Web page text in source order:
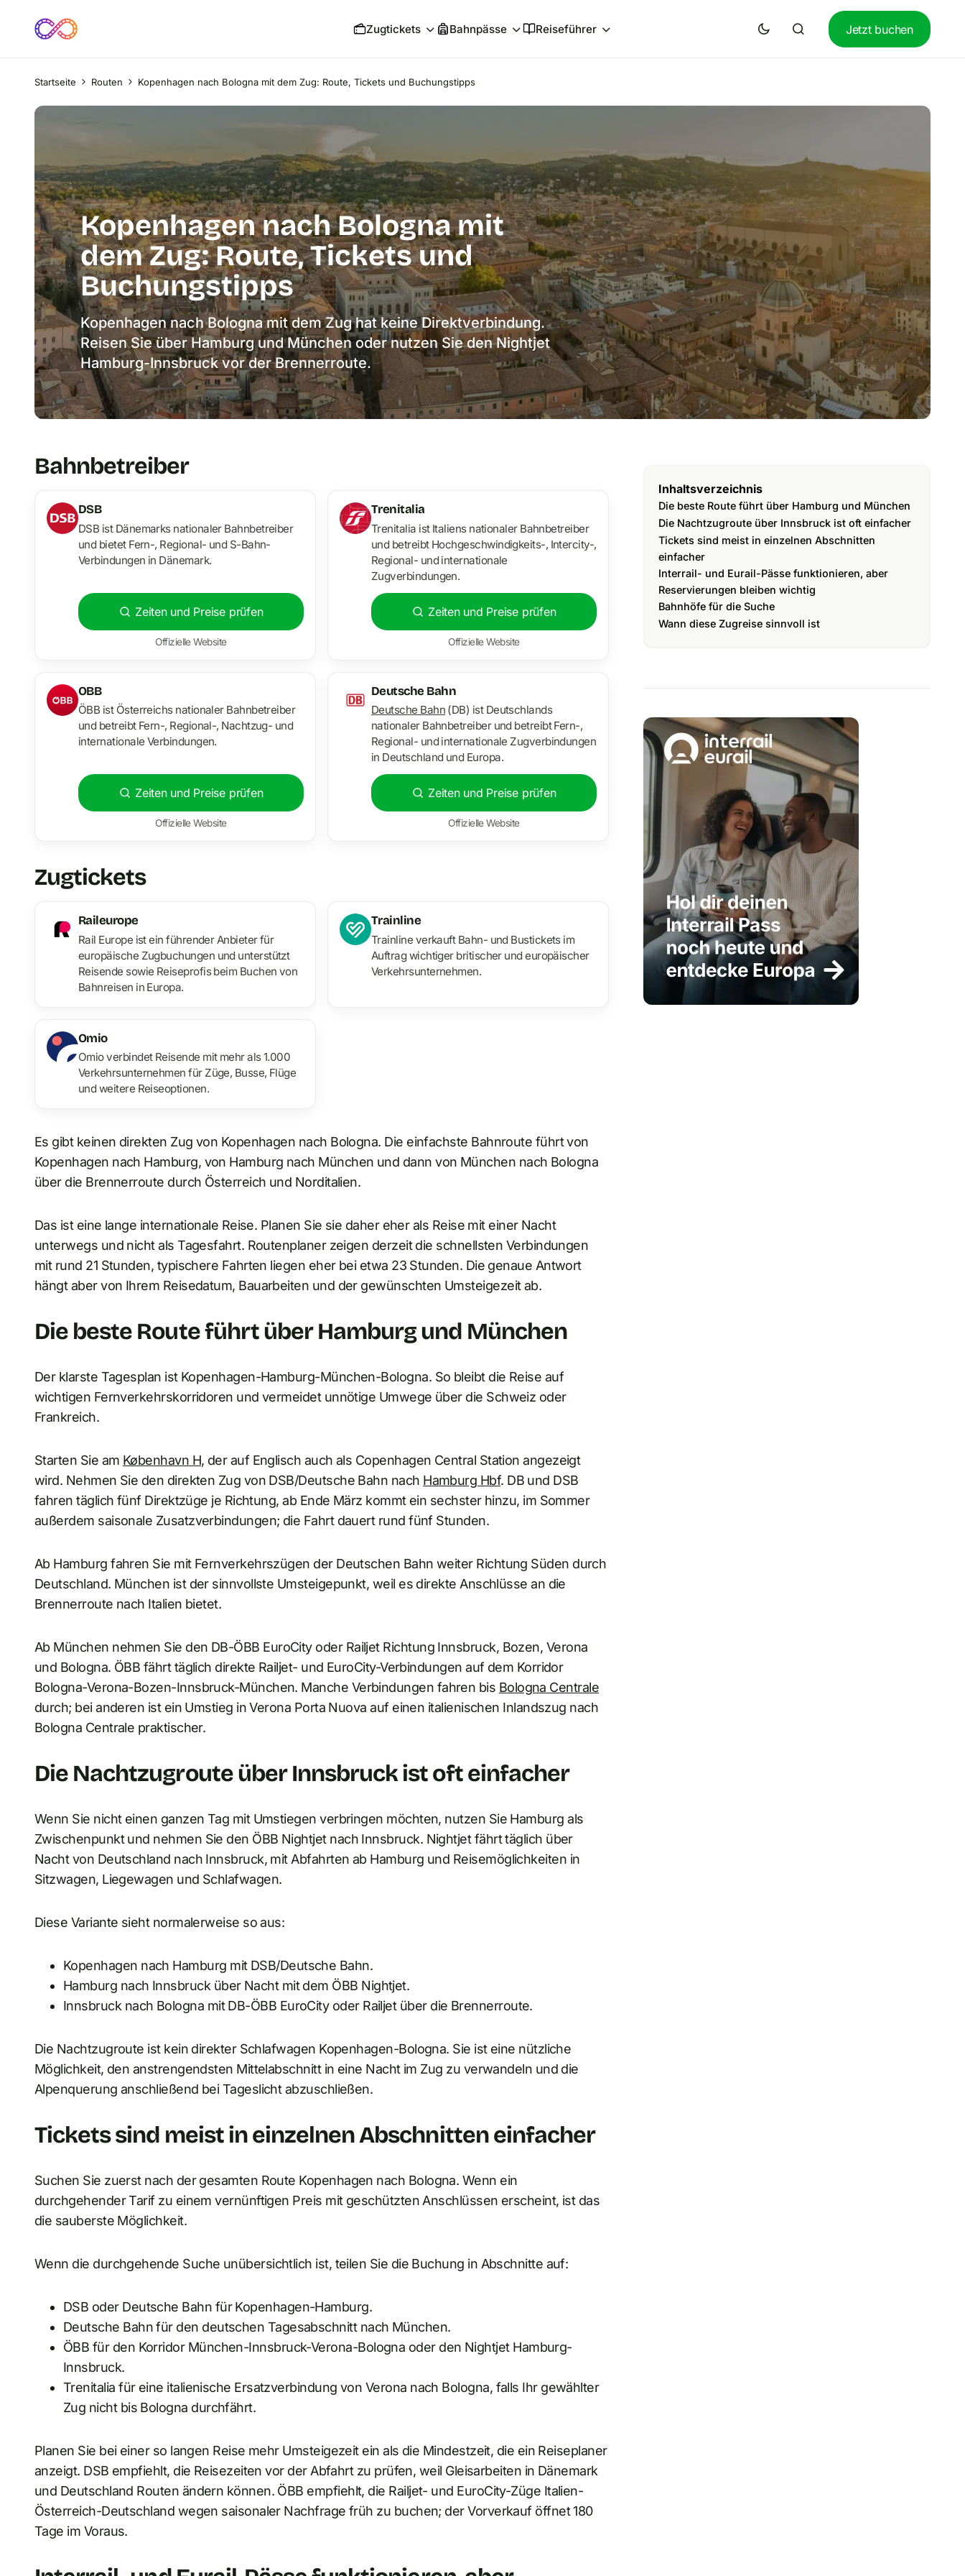
Zugtickets Bahnpässe Reiseführer Jetzt buchen
Startseite Routen Kopenhagen nach Bologna mit dem Zug: Route, Tickets und Buchungstipps
Kopenhagen nach Bologna mit
dem Zug: Route, Tickets und
Buchungstipps
Kopenhagen nach Bologna mit dem Zug hat keine Direktverbindung.
Reisen Sie über Hamburg und München oder nutzen Sie den Nightjet
Hamburg-Innsbruck vor der Brennerroute.
Bahnbetreiber
DSB
DSB ist Dänemarks nationaler Bahnbetreiber
und bietet Fern-, Regional- und S-Bahn-
Verbindungen in Dänemark.
Zeiten und Preise prüfen
Offizielle Website
Trenitalia
Trenitalia ist Italiens nationaler Bahnbetreiber
und betreibt Hochgeschwindigkeits-, Intercity-,
Regional- und internationale
Zugverbindungen.
Zeiten und Preise prüfen
Offizielle Website
OBB
ÖBB ist Österreichs nationaler Bahnbetreiber
und betreibt Fern-, Regional-, Nachtzug- und
internationale Verbindungen.
Zeiten und Preise prüfen
Offizielle Website
Deutsche Bahn
Deutsche Bahn(DB) ist Deutschlands
nationaler Bahnbetreiber und betreibt Fern-,
Regional- und internationale Zugverbindungen
in Deutschland und Europa.
Zeiten und Preise prüfen
Offizielle Website
Zugtickets
Raileurope
Rail Europe ist ein führender Anbieter für
europäische Zugbuchungen und unterstützt
Reisende sowie Reiseprofis beim Buchen von
Bahnreisen in Europa.
Trainline
Trainline verkauft Bahn- und Bustickets im
Auftrag wichtiger britischer und europäischer
Verkehrsunternehmen.
Omio
Omio verbindet Reisende mit mehr als 1.000
Verkehrsunternehmen für Züge, Busse, Flüge
und weitere Reiseoptionen.
Es gibt keinen direkten Zug von Kopenhagen nach Bologna. Die einfachste Bahnroute führt von
Kopenhagen nach Hamburg, von Hamburg nach München und dann von München nach Bologna
über die Brennerroute durch Österreich und Norditalien.
Das ist eine lange internationale Reise. Planen Sie sie daher eher als Reise mit einer Nacht
unterwegs und nicht als Tagesfahrt. Routenplaner zeigen derzeit die schnellsten Verbindungen
mit rund 21 Stunden, typischere Fahrten liegen eher bei etwa 23 Stunden. Die genaue Antwort
hängt aber von Ihrem Reisedatum, Bauarbeiten und der gewünschten Umsteigezeit ab.
Die beste Route führt über Hamburg und München
Der klarste Tagesplan ist Kopenhagen-Hamburg-München-Bologna. So bleibt die Reise auf
wichtigen Fernverkehrskorridoren und vermeidet unnötige Umwege über die Schweiz oder
Frankreich.
Starten Sie am København H, der auf Englisch auch als Copenhagen Central Station angezeigt
wird. Nehmen Sie den direkten Zug von DSB/Deutsche Bahn nach Hamburg Hbf. DB und DSB
fahren täglich fünf Direktzüge je Richtung, ab Ende März kommt ein sechster hinzu, im Sommer
außerdem saisonale Zusatzverbindungen; die Fahrt dauert rund fünf Stunden.
Ab Hamburg fahren Sie mit Fernverkehrszügen der Deutschen Bahn weiter Richtung Süden durch
Deutschland. München ist der sinnvollste Umsteigepunkt, weil es direkte Anschlüsse an die
Brennerroute nach Italien bietet.
Ab München nehmen Sie den DB-ÖBB EuroCity oder Railjet Richtung Innsbruck, Bozen, Verona
und Bologna. ÖBB fährt täglich direkte Railjet- und EuroCity-Verbindungen auf dem Korridor
Bologna-Verona-Bozen-Innsbruck-München. Manche Verbindungen fahren bis Bologna Centrale
durch; bei anderen ist ein Umstieg in Verona Porta Nuova auf einen italienischen Inlandszug nach
Bologna Centrale praktischer.
Die Nachtzugroute über Innsbruck ist oft einfacher
Wenn Sie nicht einen ganzen Tag mit Umstiegen verbringen möchten, nutzen Sie Hamburg als
Zwischenpunkt und nehmen Sie den ÖBB Nightjet nach Innsbruck. Nightjet fährt täglich über
Nacht von Deutschland nach Innsbruck, mit Abfahrten ab Hamburg und Reisemöglichkeiten in
Sitzwagen, Liegewagen und Schlafwagen.
Diese Variante sieht normalerweise so aus:
Kopenhagen nach Hamburg mit DSB/Deutsche Bahn.
Hamburg nach Innsbruck über Nacht mit dem ÖBB Nightjet.
Innsbruck nach Bologna mit DB-ÖBB EuroCity oder Railjet über die Brennerroute.
Die Nachtzugroute ist kein direkter Schlafwagen Kopenhagen-Bologna. Sie ist eine nützliche
Möglichkeit, den anstrengendsten Mittelabschnitt in eine Nacht im Zug zu verwandeln und die
Alpenquerung anschließend bei Tageslicht abzuschließen.
Tickets sind meist in einzelnen Abschnitten einfacher
Suchen Sie zuerst nach der gesamten Route Kopenhagen nach Bologna. Wenn ein
durchgehender Tarif zu einem vernünftigen Preis mit geschützten Anschlüssen erscheint, ist das
die sauberste Möglichkeit.
Wenn die durchgehende Suche unübersichtlich ist, teilen Sie die Buchung in Abschnitte auf:
DSB oder Deutsche Bahn für Kopenhagen-Hamburg.
Deutsche Bahn für den deutschen Tagesabschnitt nach München.
ÖBB für den Korridor München-Innsbruck-Verona-Bologna oder den Nightjet Hamburg-
Innsbruck.
Trenitalia für eine italienische Ersatzverbindung von Verona nach Bologna, falls Ihr gewählter
Zug nicht bis Bologna durchfährt.
Planen Sie bei einer so langen Reise mehr Umsteigezeit ein als die Mindestzeit, die ein Reiseplaner
anzeigt. DSB empfiehlt, die Reisezeiten vor der Abfahrt zu prüfen, weil Gleisarbeiten in Dänemark
und Deutschland Routen ändern können. ÖBB empfiehlt, die Railjet- und EuroCity-Züge Italien-
Österreich-Deutschland wegen saisonaler Nachfrage früh zu buchen; der Vorverkauf öffnet 180
Tage im Voraus.
Inhaltsverzeichnis
Die beste Route führt über Hamburg und München
Die Nachtzugroute über Innsbruck ist oft einfacher
Tickets sind meist in einzelnen Abschnitten
einfacher
Interrail- und Eurail-Pässe funktionieren, aber
Reservierungen bleiben wichtig
Bahnhöfe für die Suche
Wann diese Zugreise sinnvoll ist